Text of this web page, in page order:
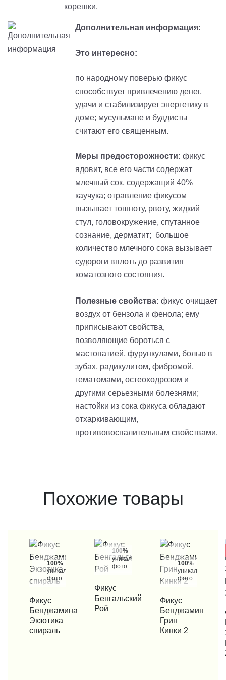
корешки.
Дополнительная информация:
Это интересно:
по народному поверью фикус
способствует привлечению денег,
удачи и стабилизирует энергетику в
доме; мусульмане и буддисты
считают его священным.
Меры предосторожности: фикус
ядовит, все его части содержат
млечный сок, содержащий 40%
каучука; отравление фикусом
вызывает тошноту, рвоту, жидкий
стул, головокружение, спутанное
сознание, дерматит; большое
количество млечного сока вызывает
судороги вплоть до развития
коматозного состояния.
Полезные свойства: фикус очищает
воздух от бензола и фенола; ему
приписывают свойства,
позволяющие бороться с
мастопатией, фурункулами, болью в
зубах, радикулитом, фибромой,
гематомами, остеоходрозом и
другими серьезными болезнями;
настойки из сока фикуса обладают
отхаркивающим,
противовоспалительным свойствами.
Похожие товары
100%
уникальные
фото
КУПИТЬ В 1 КЛИК
Фикус
Бенджамина
Экзотика
спираль
100%
уникальные
фото
КУПИТЬ В 1 КЛИК
Фикус
Бенгальский
Рой
100%
уникальные
фото
КУПИТЬ В 1 КЛИК
Фикус
Бенджамин
Грин
Кинки 2